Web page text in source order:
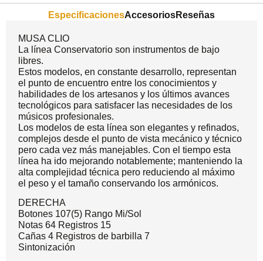
EspecificacionesAccesoriosReseñas
MUSA CLIO
La línea Conservatorio son instrumentos de bajo
libres.
Estos modelos, en constante desarrollo, representan
el punto de encuentro entre los conocimientos y
habilidades de los artesanos y los últimos avances
tecnológicos para satisfacer las necesidades de los
músicos profesionales.
Los modelos de esta línea son elegantes y refinados,
complejos desde el punto de vista mecánico y técnico
pero cada vez más manejables. Con el tiempo esta
línea ha ido mejorando notablemente; manteniendo la
alta complejidad técnica pero reduciendo al máximo
el peso y el tamaño conservando los armónicos.
DERECHA
Botones 107(5) Rango Mi/Sol
Notas 64 Registros 15
Cañas 4 Registros de barbilla 7
Sintonización